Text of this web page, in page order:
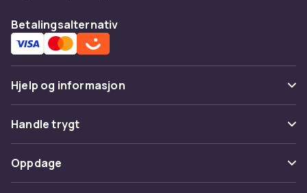
Betalingsalternativ
Hjelp og informasjon
Vanlige spørsmål
Spor pakke
Angre & returner her
Handle trygt
Betaling
Levering
Oppdage